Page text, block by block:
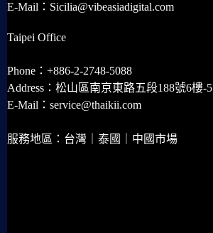
E-Mail：Sicilia@vibeasiadigital.com
Taipei Office
Phone：+886-2-2748-5088
Address：松山區南京東路五段188號6樓-5
E-Mail：service@thaikii.com
服務地區：台灣｜泰國｜中國市場